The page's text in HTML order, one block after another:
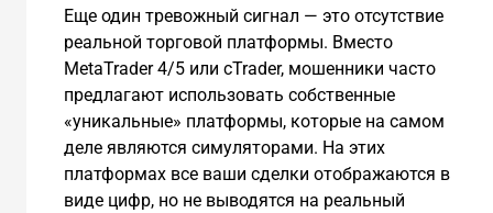
Еще один тревожный сигнал — это отсутствие
реальной торговой платформы. Вместо
MetaTrader 4/5 или cTrader, мошенники часто
предлагают использовать собственные
«уникальные» платформы, которые на самом
деле являются симуляторами. На этих
платформах все ваши сделки отображаются в
виде цифр, но не выводятся на реальный